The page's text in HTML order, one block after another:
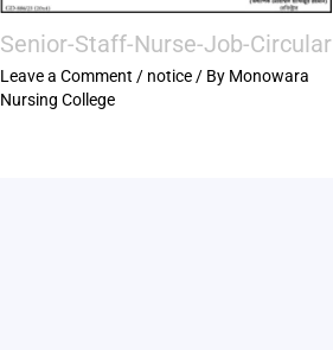
Senior-Staff-Nurse-Job-Circular
Leave a Comment / notice/ By Monowara
Nursing College